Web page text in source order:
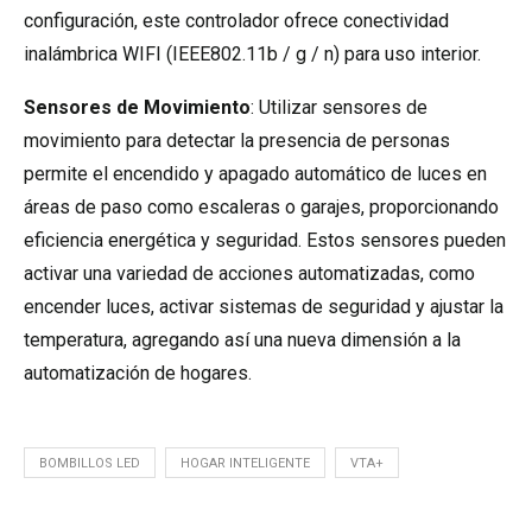
configuración, este controlador ofrece conectividad
inalámbrica WIFI (IEEE802.11b / g / n) para uso interior.
Sensores de Movimiento: Utilizar sensores de
movimiento para detectar la presencia de personas
permite el encendido y apagado automático de luces en
áreas de paso como escaleras o garajes, proporcionando
eficiencia energética y seguridad. Estos sensores pueden
activar una variedad de acciones automatizadas, como
encender luces, activar sistemas de seguridad y ajustar la
temperatura, agregando así una nueva dimensión a la
automatización de hogares.
BOMBILLOS LED HOGAR INTELIGENTE VTA+